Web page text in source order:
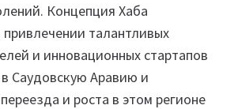
Концепция Хаба
талантливых
и инновационных стартапов
Саудовскую Аравию и
и роста в этом регионе